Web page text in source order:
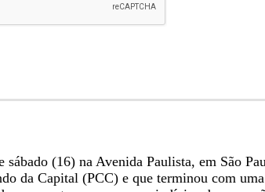
sábado (16) na Avenida Paulista, em São
da Capital (PCC) e que terminou com